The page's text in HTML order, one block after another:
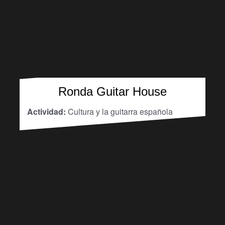
Ronda Guitar House
Actividad: Cultura y la guitarra española